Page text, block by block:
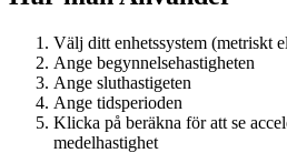
Välj ditt enhetssystem (metriskt
Ange begynnelsehastigheten
Ange sluthastigeten
Ange tidsperioden
Klicka på beräkna för att se
medelhastighet